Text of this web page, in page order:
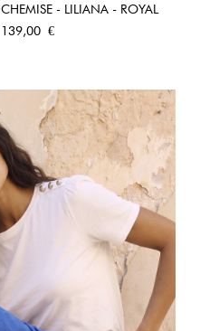
CHEMISE - LILIANA - ROYAL
Prix
139,00 €